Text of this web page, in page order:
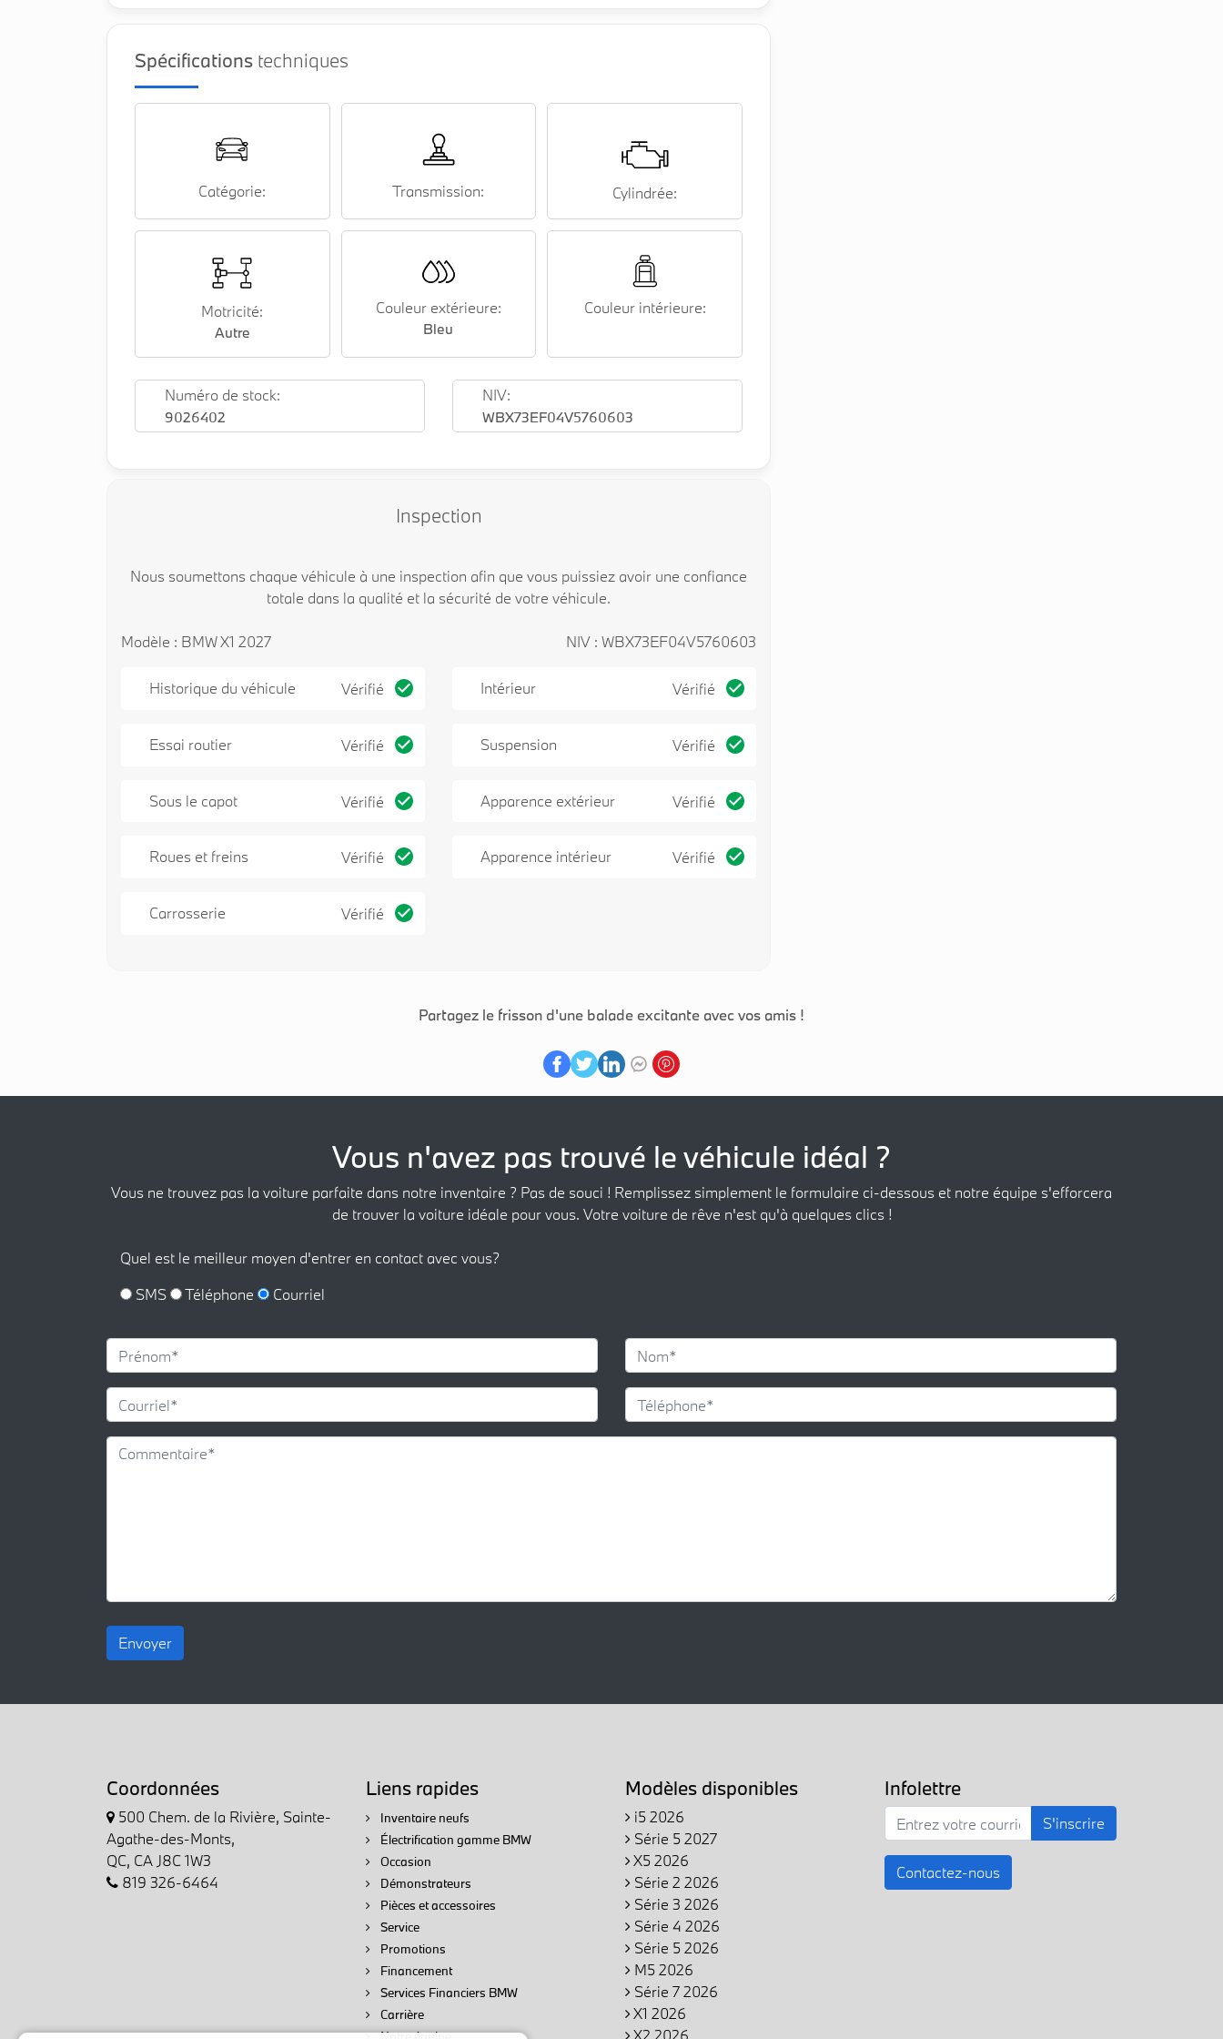
Spécifications techniques
Catégorie: Transmission: Cylindrée:
Motricité:
Autre
Couleur extérieure:
Bleu
Couleur intérieure:
Numéro de stock:
9026402
NIV:
WBX73EF04V5760603
Inspection
Nous soumettons chaque véhicule à une inspection afin que vous puissiez avoir une confiance
totale dans la qualité et la sécurité de votre véhicule.
Modèle : BMW X1 2027 NIV : WBX73EF04V5760603
Historique du véhicule Vérifié
Essai routier Vérifié
Sous le capot Vérifié
Roues et freins Vérifié
Carrosserie Vérifié
Intérieur Vérifié
Suspension Vérifié
Apparence extérieur Vérifié
Apparence intérieur Vérifié
Partagez le frisson d'une balade excitante avec vos amis !
Vous n'avez pas trouvé le véhicule idéal ?
Vous ne trouvez pas la voiture parfaite dans notre inventaire ? Pas de souci ! Remplissez simplement le formulaire ci-dessous et notre équipe s'efforcera
de trouver la voiture idéale pour vous. Votre voiture de rêve n'est qu'à quelques clics !
Quel est le meilleur moyen d'entrer en contact avec vous?
SMS
Téléphone Courriel
Envoyer
Coordonnées
500 Chem. de la Rivière, Sainte-
Agathe-des-Monts,
QC, CA J8C 1W3
819 326-6464
Liens rapides
Inventaire neufs
Électrification gamme BMW
Occasion
Démonstrateurs
Pièces et accessoires
Service
Promotions
Financement
Services Financiers BMW
Carrière
Modèles disponibles
i5 2026
Série 5 2027
X5 2026
Série 2 2026
Série 3 2026
Série 4 2026
Série 5 2026
M5 2026
Série 7 2026
X1 2026
X2 2026
Infolettre
S'inscrire
Contactez-nous